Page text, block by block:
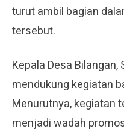
turut ambil bagian
tersebut.
Kepala Desa
mendukung kegiatan
Menurutnya, kegiatan
menjadi wadah